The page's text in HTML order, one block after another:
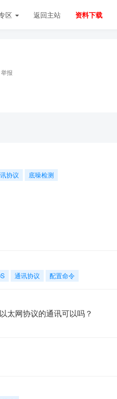
区 返回主站 资料下载
举报
协议 底噪检测
通讯协议 配置命令
太网协议的通讯可以吗？